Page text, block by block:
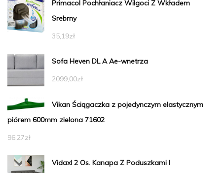
Primacol Pochłaniacz Wilgoci Z Wkładem
Srebrny
35,19zł
Sofa Heven DL A Ae-wnetrza
2099,00zł
Vikan Ściągaczka z pojedynczym elastycznym
piórem 600mm zielona 71602
96,27zł
Vidaxl 2 Os. Kanapa Z Poduszkami I